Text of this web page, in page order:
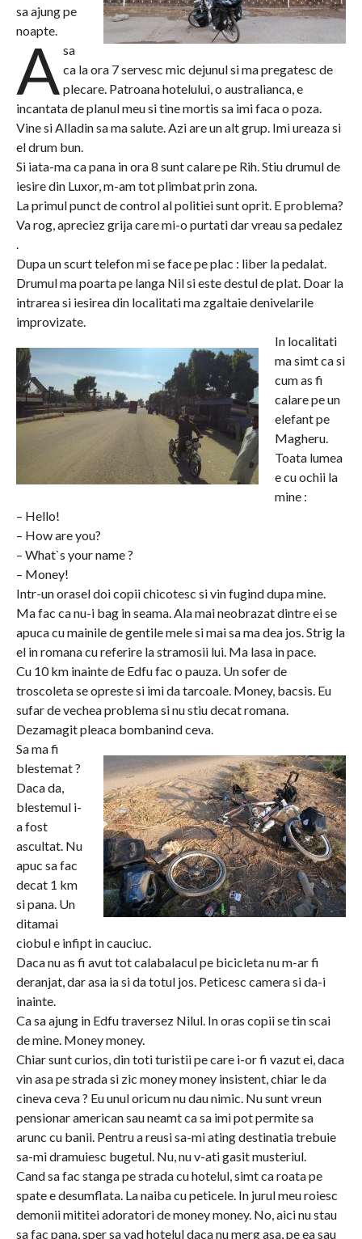
sa ajung pe
noapte.
A sa
ca la ora 7 servesc mic dejunul si ma pregatesc de
plecare. Patroana hotelului, o australianca, e
incantata de planul meu si tine mortis sa imi faca o poza.
Vine si Alladin sa ma salute. Azi are un alt grup. Imi ureaza si
el drum bun.
Si iata-ma ca pana in ora 8 sunt calare pe Rih. Stiu drumul de
iesire din Luxor, m-am tot plimbat prin zona.
La primul punct de control al politiei sunt oprit. E problema?
Va rog, apreciez grija care mi-o purtati dar vreau sa pedalez
.
Dupa un scurt telefon mi se face pe plac : liber la pedalat.
Drumul ma poarta pe langa Nil si este destul de plat. Doar la
intrarea si iesirea din localitati ma zgaltaie denivelarile
improvizate.
In localitati
ma simt ca si
cum as fi
calare pe un
elefant pe
Magheru.
Toata lumea
e cu ochii la
mine :
– Hello!
– How are you?
– What`s your name ?
– Money!
Intr-un orasel doi copii chicotesc si vin fugind dupa mine.
Ma fac ca nu-i bag in seama. Ala mai neobrazat dintre ei se
apuca cu mainile de gentile mele si mai sa ma dea jos. Strig la
el in romana cu referire la stramosii lui. Ma lasa in pace.
Cu 10 km inainte de Edfu fac o pauza. Un sofer de
troscoleta se opreste si imi da tarcoale. Money, bacsis. Eu
sufar de vechea problema si nu stiu decat romana.
Dezamagit pleaca bombanind ceva.
Sa ma fi
blestemat ?
Daca da,
blestemul i-
a fost
ascultat. Nu
apuc sa fac
decat 1 km
si pana. Un
ditamai
ciobul e infipt in cauciuc.
Daca nu as fi avut tot calabalacul pe bicicleta nu m-ar fi
deranjat, dar asa ia si da totul jos. Peticesc camera si da-i
inainte.
Ca sa ajung in Edfu traversez Nilul. In oras copii se tin scai
de mine. Money money.
Chiar sunt curios, din toti turistii pe care i-or fi vazut ei, daca
vin asa pe strada si zic money money insistent, chiar le da
cineva ceva ? Eu unul oricum nu dau nimic. Nu sunt vreun
pensionar american sau neamt ca sa imi pot permite sa
arunc cu banii. Pentru a reusi sa-mi ating destinatia trebuie
sa-mi dramuiesc bugetul. Nu, nu v-ati gasit musteriul.
Cand sa fac stanga pe strada cu hotelul, simt ca roata pe
spate e desumflata. La naiba cu peticele. In jurul meu roiesc
demonii mititei adoratori de money money. No, aici nu stau
sa fac pana, sper sa vad hotelul daca nu merg asa, pe ea sau